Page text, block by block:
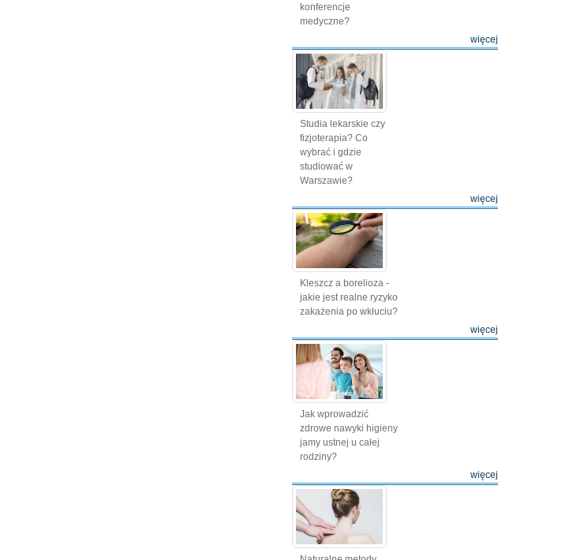
konferencje
medyczne?
więcej
Studia lekarskie czy
fizjoterapia? Co
wybrać i gdzie
studiować w
Warszawie?
więcej
Kleszcz a borelioza -
jakie jest realne ryzyko
zakażenia po wkłuciu?
więcej
Jak wprowadzić
zdrowe nawyki higieny
jamy ustnej u całej
rodziny?
więcej